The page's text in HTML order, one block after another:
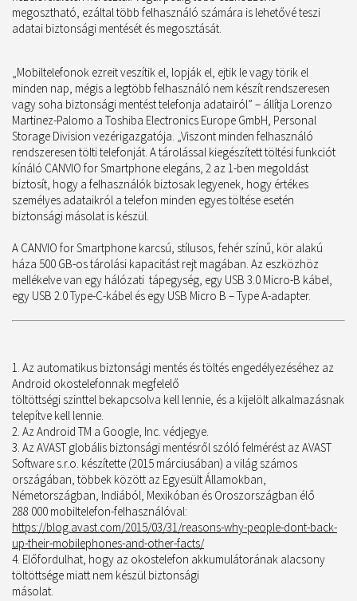
megosztható, ezáltal több felhasználó számára is lehetővé teszi
adatai biztonsági mentését és megosztását.
„Mobiltelefonok ezreit veszítik el, lopják el, ejtik le vagy törik el
minden nap, mégis a legtöbb felhasználó nem készít rendszeresen
vagy soha biztonsági mentést telefonja adatairól” – állítja Lorenzo
Martinez-Palomo a Toshiba Electronics Europe GmbH, Personal
Storage Division vezérigazgatója. „Viszont minden felhasználó
rendszeresen tölti telefonját. A tárolással kiegészített töltési funkciót
kínáló CANVIO for Smartphone elegáns, 2 az 1-ben megoldást
biztosít, hogy a felhasználók biztosak legyenek, hogy értékes
személyes adataikról a telefon minden egyes töltése esetén
biztonsági másolat is készül.
A CANVIO for Smartphone karcsú, stílusos, fehér színű, kör alakú
háza 500 GB-os tárolási kapacitást rejt magában. Az eszközhöz
mellékelve van egy hálózati tápegység, egy USB 3.0 Micro-B kábel,
egy USB 2.0 Type-C-kábel és egy USB Micro B – Type A-adapter.
Az automatikus biztonsági mentés és töltés engedélyezéséhez az
Android okostelefonnak megfelelő
töltöttségi szinttel bekapcsolva kell lennie, és a kijelölt alkalmazásnak
telepítve kell lennie.
Az Android TM a Google, Inc. védjegye.
Az AVAST globális biztonsági mentésről szóló felmérést az AVAST
Software s.r.o. készítette (2015 márciusában) a világ számos
országában, többek között az Egyesült Államokban,
Németországban, Indiából, Mexikóban és Oroszországban élő
288 000 mobiltelefon-felhasználóval:
https://blog.avast.com/2015/03/31/reasons-why-people-dont-back-
up-their-mobilephones-and-other-facts/
Előfordulhat, hogy az okostelefon akkumulátorának alacsony
töltöttsége miatt nem készül biztonsági
másolat.